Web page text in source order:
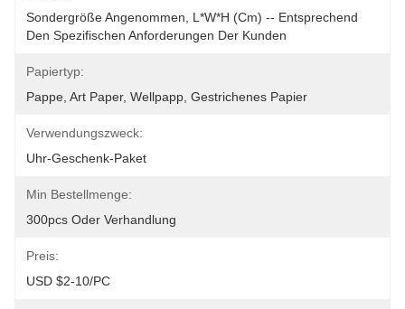
Sondergröße Angenommen, L*W*H (cm) -- Entsprechend
Den Spezifischen Anforderungen Der Kunden
Papiertyp:
Pappe, Art Paper, Wellpapp, Gestrichenes Papier
Verwendungszweck:
Uhr-Geschenk-Paket
Min Bestellmenge:
300pcs Oder Verhandlung
Preis:
USD $2-10/PC